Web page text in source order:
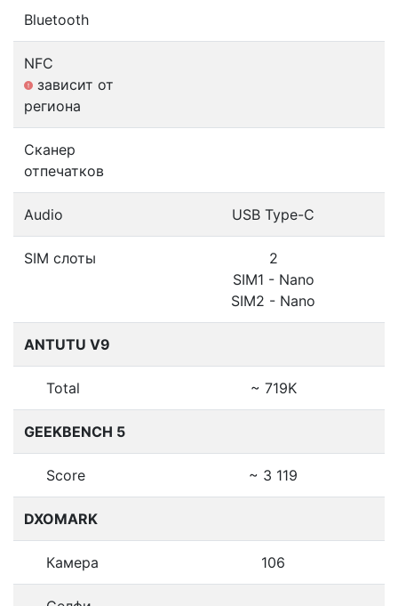
Bluetooth
NFC
зависит от
региона
Сканер
отпечатков
Audio USB Type-C
SIM слоты
2
SIM1 - Nano
SIM2 - Nano
ANTUTU V9
Total ~ 719K
GEEKBENCH 5
Score ~ 3 119
DXOMARK
Камера 106